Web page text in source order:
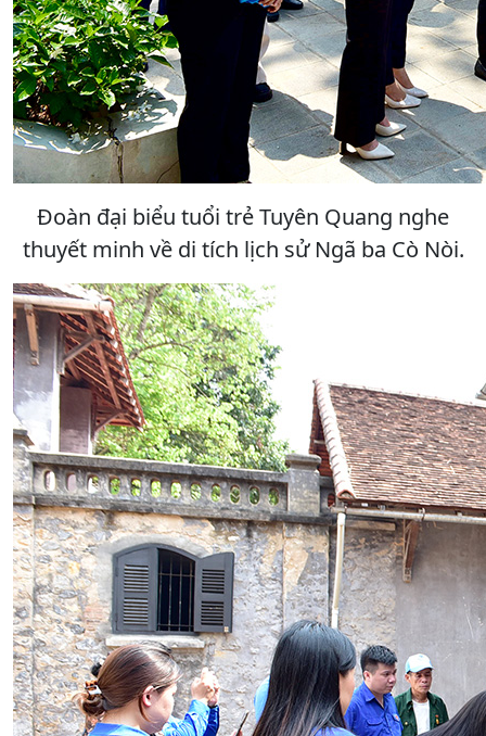
Đoàn đại biểu tuổi trẻ Tuyên Quang nghe
thuyết minh về di tích lịch sử Ngã ba Cò Nòi.